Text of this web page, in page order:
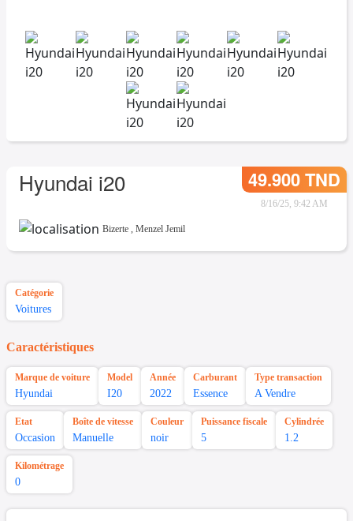
Hyundai i20 49.900 TND
8/16/25, 9:42 AM
Bizerte , Menzel Jemil
Catégorie
Voitures
Caractéristiques
Marque de voiture
Hyundai
Model
I20
Année
2022
Carburant
Essence
Type transaction
A Vendre
Etat
Occasion
Boîte de vitesse
Manuelle
Couleur
noir
Puissance fiscale
5
Cylindrée
1.2
Kilométrage
0